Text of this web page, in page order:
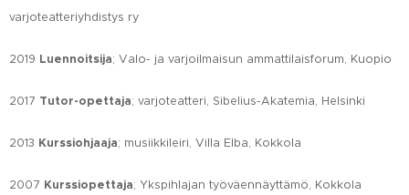
varjoteatteriyhdistys ry
2019 Luennoitsija; Valo- ja varjoilmaisun ammattilaisforum, Kuopio
2017 Tutor-opettaja; varjoteatteri, Sibelius-Akatemia, Helsinki
2013 Kurssiohjaaja; musiikkileiri, Villa Elba, Kokkola
2007 Kurssiopettaja; Ykspihlajan työväennäyttämö, Kokkola